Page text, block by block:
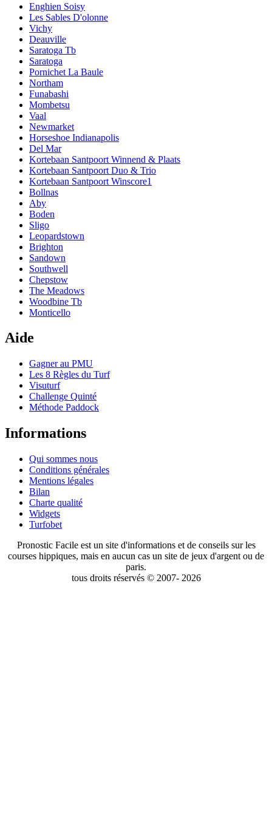
Enghien Soisy
Les Sables D'olonne
Vichy
Deauville
Saratoga Tb
Saratoga
Pornichet La Baule
Northam
Funabashi
Mombetsu
Vaal
Newmarket
Horseshoe Indianapolis
Del Mar
Kortebaan Santpoort Winnend & Plaats
Kortebaan Santpoort Duo & Trio
Kortebaan Santpoort Winscore1
Bollnas
Aby
Boden
Sligo
Leopardstown
Brighton
Sandown
Southwell
Chepstow
The Meadows
Woodbine Tb
Monticello
Aide
Gagner au PMU
Les 8 Règles du Turf
Visuturf
Challenge Quinté
Méthode Paddock
Informations
Qui sommes nous
Conditions générales
Mentions légales
Bilan
Charte qualité
Widgets
Turfobet
Pronostic Facile est un site d'informations et de conseils sur les
courses hippiques, mais en aucun cas un site de jeux d'argent ou de
paris.
tous droits réservés © 2007- 2026